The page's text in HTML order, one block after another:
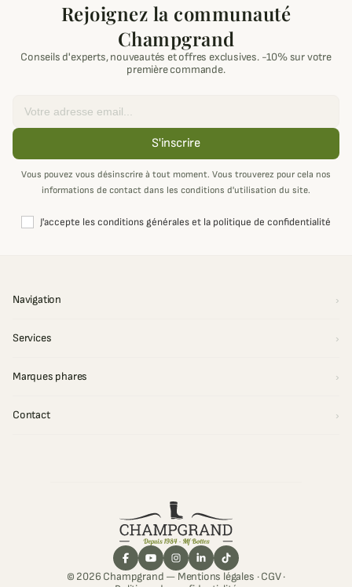
Rejoignez la communauté
Champgrand
Conseils d'experts, nouveautés et offres exclusives. -10% sur votre
première commande.
S'inscrire
Vous pouvez vous désinscrire à tout moment. Vous trouverez pour cela nos
informations de contact dans les conditions d'utilisation du site.
J'accepte les conditions générales et la politique de confidentialité
Navigation
Services
Marques phares
Contact
© 2026 Champgrand — Mentions légales ·CGV·